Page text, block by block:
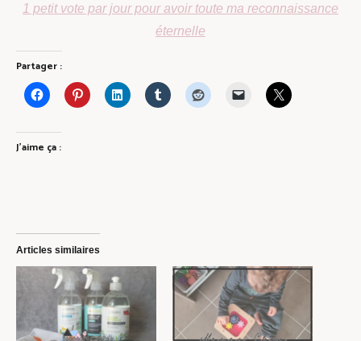
1 petit vote par jour pour avoir toute ma reconnaissance
éternelle
Partager :
J’aime ça :
Articles similaires